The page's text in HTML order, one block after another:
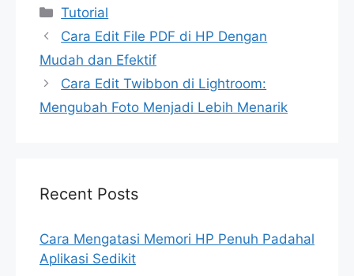
Categories
Tutorial
Cara Edit File PDF di HP Dengan
Mudah dan Efektif
Cara Edit Twibbon di Lightroom:
Mengubah Foto Menjadi Lebih Menarik
Recent Posts
Cara Mengatasi Memori HP Penuh Padahal
Aplikasi Sedikit